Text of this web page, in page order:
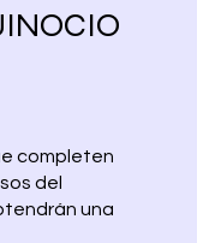
completen
del
una